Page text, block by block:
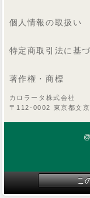
個人情報の取扱い
特定商取引法に基
著作権・商標
カロラータ株式会社
〒112-0002 東京都文
こ